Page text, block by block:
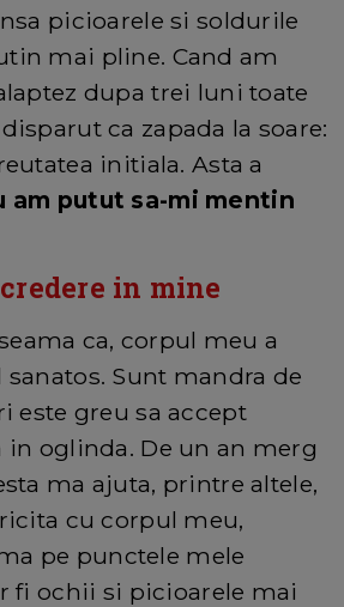
picioarele si soldurile
mai pline. Cand am
dupa trei luni toate
ca zapada la soare:
initiala. Asta a
am putut sa-mi mentin
in mine
ca, corpul meu a
Sunt mandra de
este greu sa accept
in oglinda. De un an merg
ma ajuta, printre altele,
cu corpul meu,
pe punctele mele
fi ochii si picioarele mai